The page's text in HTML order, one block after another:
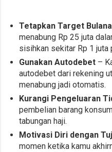
Tetapkan Target
menabung Rp 25 juta
sisihkan sekitar Rp 1 juta
Gunakan Autodebet –
autodebet dari rekening
menabung jadi otomatis.
Kurangi Pengeluaran
pembelian barang
tabungan haji.
Motivasi Diri dengan
momen ketika kamu